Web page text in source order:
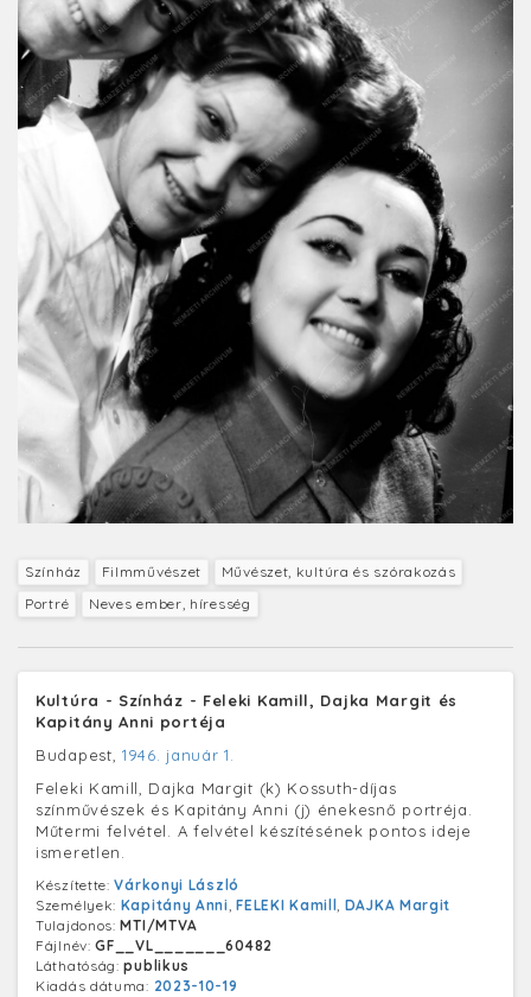
Színház Filmművészet
Művészet, kultúra és szórakozás
Portré
Neves ember, híresség
Kultúra - Színház - Feleki Kamill, Dajka Margit és
Kapitány Anni portéja
Budapest, 1946. január 1.
Feleki Kamill, Dajka Margit (k) Kossuth-díjas
színművészek és Kapitány Anni (j) énekesnő portréja.
Műtermi felvétel. A felvétel készítésének pontos ideje
ismeretlen.
Készítette:Várkonyi László
Személyek: Kapitány Anni,FELEKI Kamill, DAJKA Margit
Tulajdonos:MTI/MTVA
Fájlnév:GF__VL_______60482
Láthatóság:publikus
Kiadás dátuma: 2023-10-19